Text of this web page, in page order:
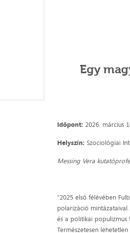
Egy
Időpont: 2026. március
Helyszín:Szociológiai
Messing Vera
"2025 első félévében
polarizáció
és a politikai populizmus
Természetesen